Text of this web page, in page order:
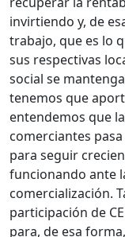
invirtiendo y, de
trabajo, que es lo
sus respectivas
social se
tenemos que
entendemos que
comerciantes
para seguir
funcionando ante
comercialización.
participación de
para, de esa